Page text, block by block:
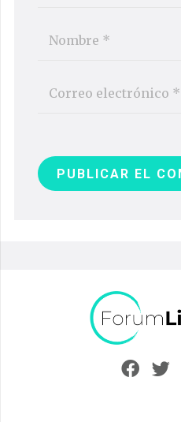
PUBLICAR EL